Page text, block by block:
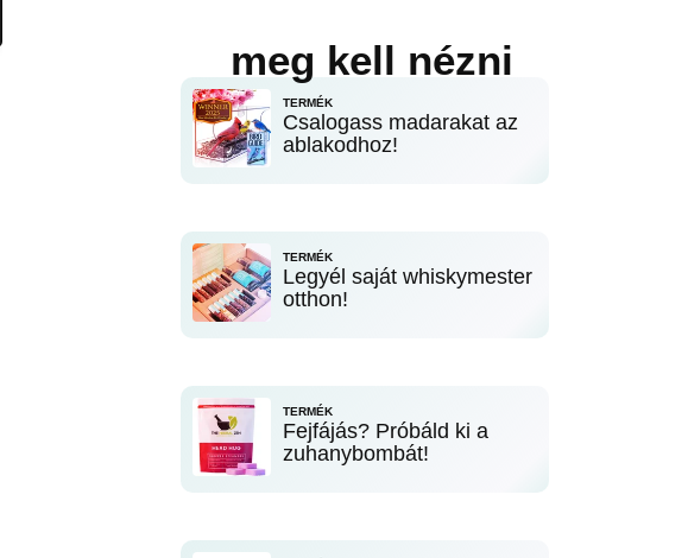
meg kell nézni
TERMÉK
Csalogass madarakat az
ablakodhoz!
TERMÉK
Legyél saját whiskymester
otthon!
TERMÉK
Fejfájás? Próbáld ki a
zuhanybombát!